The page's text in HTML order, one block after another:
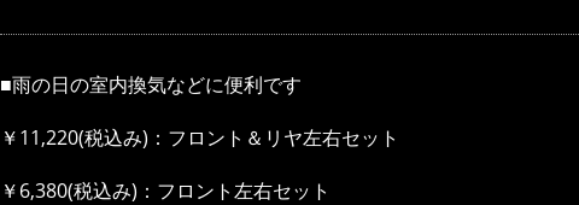
■雨の日の室内換気などに便利です
￥11,220(税込み)：フロント＆リヤ左右セット
￥6,380(税込み)：フロント左右セット